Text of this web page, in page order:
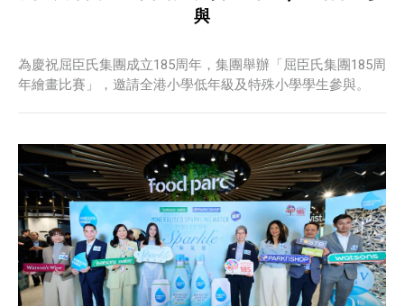
與
為慶祝屈臣氏集團成立185周年，集團舉辦「屈臣氏集團185周
年繪畫比賽」，邀請全港小學低年級及特殊小學學生參與。